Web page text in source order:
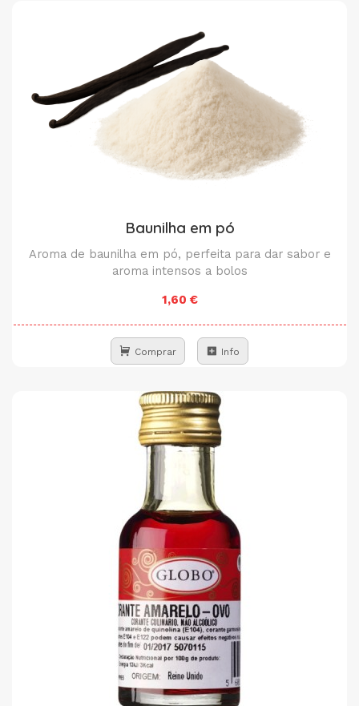
Baunilha em pó
Aroma de baunilha em pó, perfeita para dar sabor e
aroma intensos a bolos
1,60 €
Comprar Info